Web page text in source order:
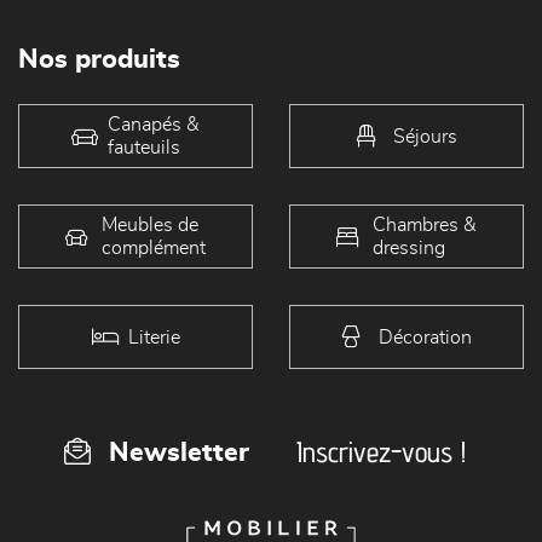
Nos produits
Canapés &
fauteuils
Séjours
Meubles de
complément
Chambres &
dressing
Literie Décoration
Newsletter Inscrivez-vous !